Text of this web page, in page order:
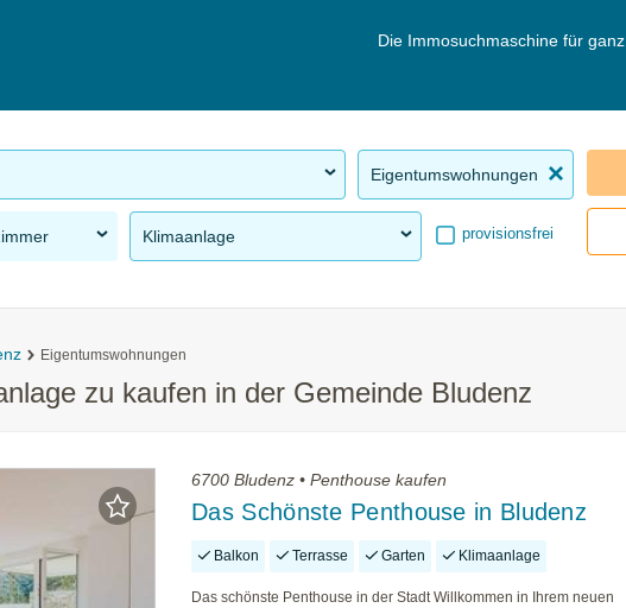
Die Immosuchmaschine für ganz
Eigentumswohnungen
Klimaanlage provisionsfrei
Eigentumswohnungen
zu kaufen in der Gemeinde Bludenz
6700 Bludenz • Penthouse kaufen
Das Schönste Penthouse in Bludenz
Balkon Terrasse Garten Klimaanlage
Das schönste Penthouse in der Stadt Willkommen in Ihrem neuen